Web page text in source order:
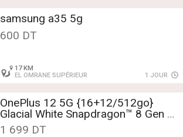
samsung a35 5g
600 DT
17 KM
EL OMRANE SUPÉRIEUR
1 JOUR
OnePlus 12 5G {16+12/512go}
Glacial White Snapdragon™ 8 Gen 3
état neuf
1 699 DT